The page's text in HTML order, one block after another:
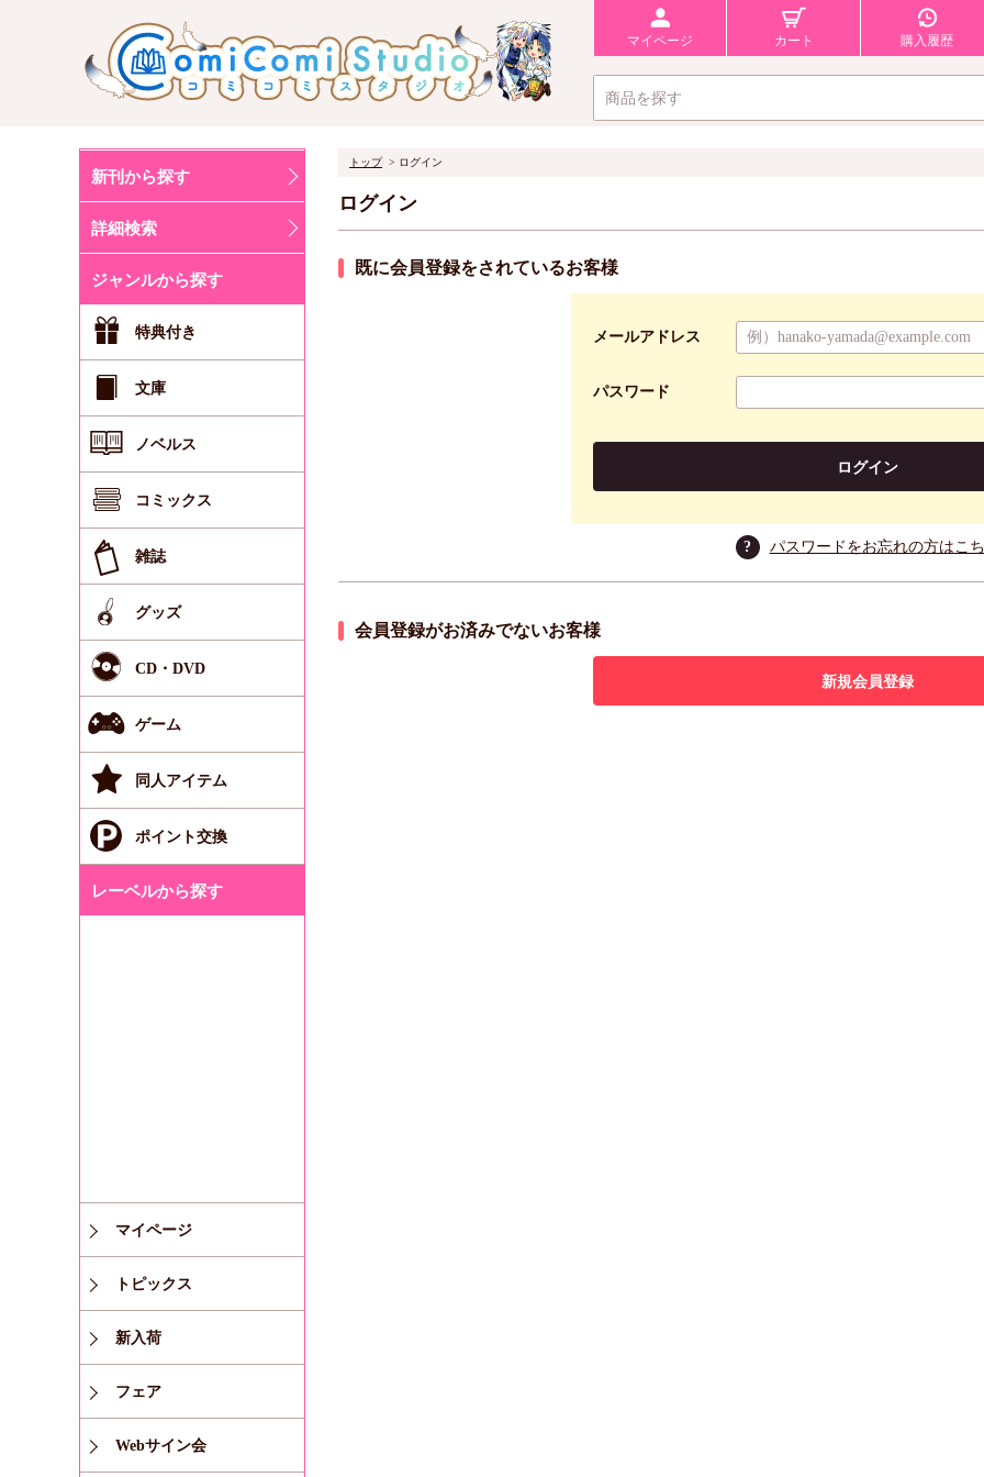
マイページ カート 購入履歴
新刊から探す
詳細検索
ジャンルから探す
特典付き
文庫
ノベルス
コミックス
雑誌
グッズ
CD・DVD
ゲーム
同人アイテム
ポイント交換
レーベルから探す
マイページ
トピックス
新入荷
フェア
Webサイン会
トップ ログイン
ログイン
既に会員登録をされているお客様
メールアドレス
パスワード
ログイン
? パスワードをお忘れの方はこ
会員登録がお済みでないお客様
新規会員登録